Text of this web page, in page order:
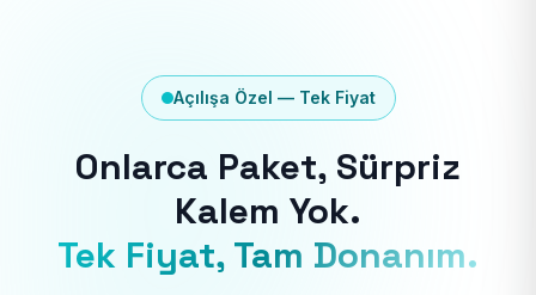
Açılışa Özel — Tek Fiyat
Onlarca Paket, Sürpriz
Kalem Yok.
Tek Fiyat, Tam Donanım.